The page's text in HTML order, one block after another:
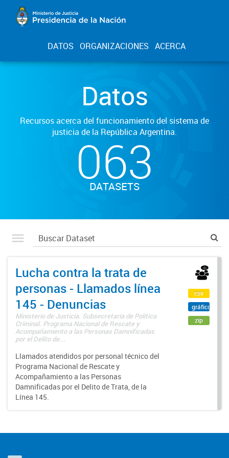
DATOS ORGANIZACIONES ACERCA
Datos
Recursos acerca del funcionamiento del sistema de
justicia de la República Argentina.
063
DATASETS
Lucha contra la trata de
personas - Llamados línea
145 - Denuncias
Ministerio de Justicia. Subsecretaría de Política
Criminal. Programa Nacional de Rescate y
Acompañamiento a las Personas Damnificadas
por el Delito de...
Llamados atendidos por personal técnico del
Programa Nacional de Rescate y
Acompañamiento a las Personas
Damnificadas por el Delito de Trata, de la
Línea 145.
csv
gráfico
zip